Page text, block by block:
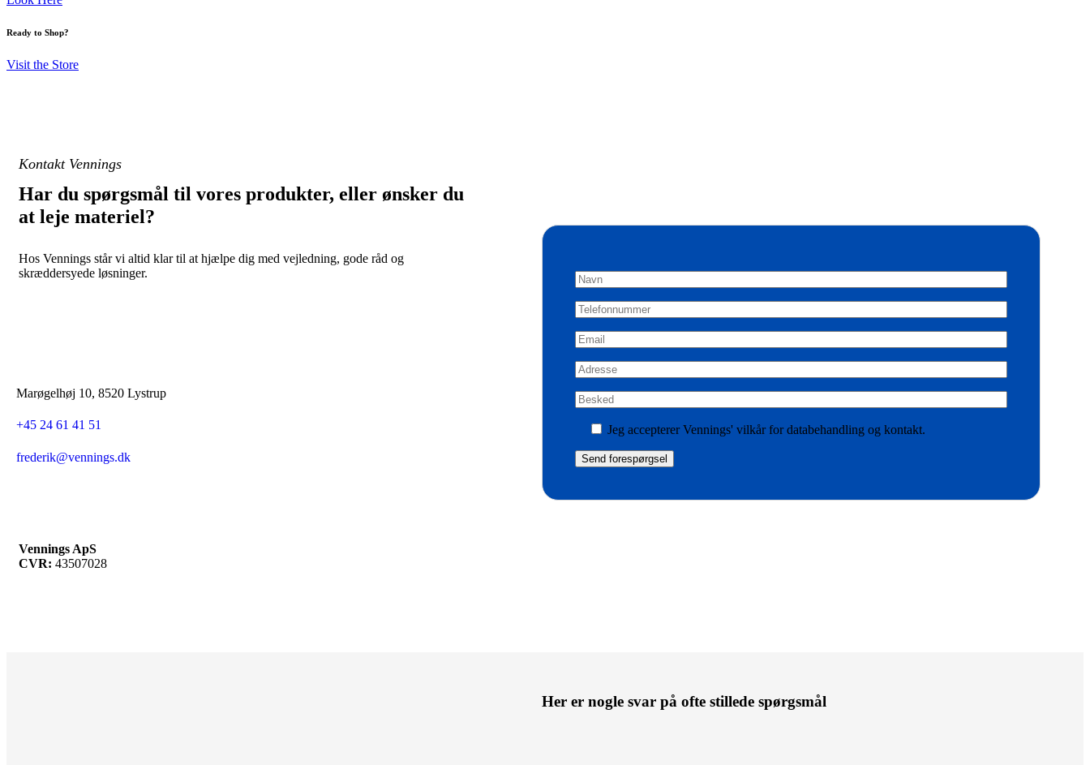
Ready to Shop?
Visit the Store
Kontakt Vennings
Har du spørgsmål til vores produkter, eller ønsker du
at leje materiel?
Hos Vennings står vi altid klar til at hjælpe dig med vejledning, gode råd og
skræddersyede løsninger.
Marøgelhøj 10, 8520 Lystrup
+45 24 61 41 51
frederik@vennings.dk
Vennings ApS
CVR: 43507028
Jeg accepterer Vennings' vilkår for databehandling og kontakt.
Her er nogle svar på ofte stillede spørgsmål